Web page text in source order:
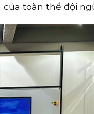
toàn thể đội